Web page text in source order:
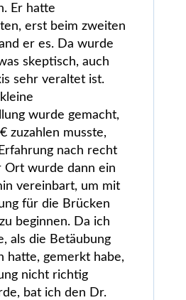
Er hatte
erst beim zweiten
er es. Da wurde
skeptisch, auch
sehr veraltet ist.
wurde gemacht,
zuzahlen musste,
nach recht
Ort wurde dann ein
vereinbart, um mit
für die Brücken
beginnen. Da ich
als die Betäubung
hatte, gemerkt habe,
nicht richtig
bat ich den Dr.